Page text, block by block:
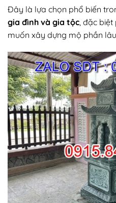
Đây là lựa chọn phổ biến
gia đình và gia tộc , đặc
muốn xây dựng mộ phần